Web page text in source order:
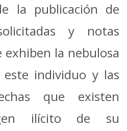
la publicación de
y notas
exhiben la nebulosa
este individuo y las
que existen
ilícito de su